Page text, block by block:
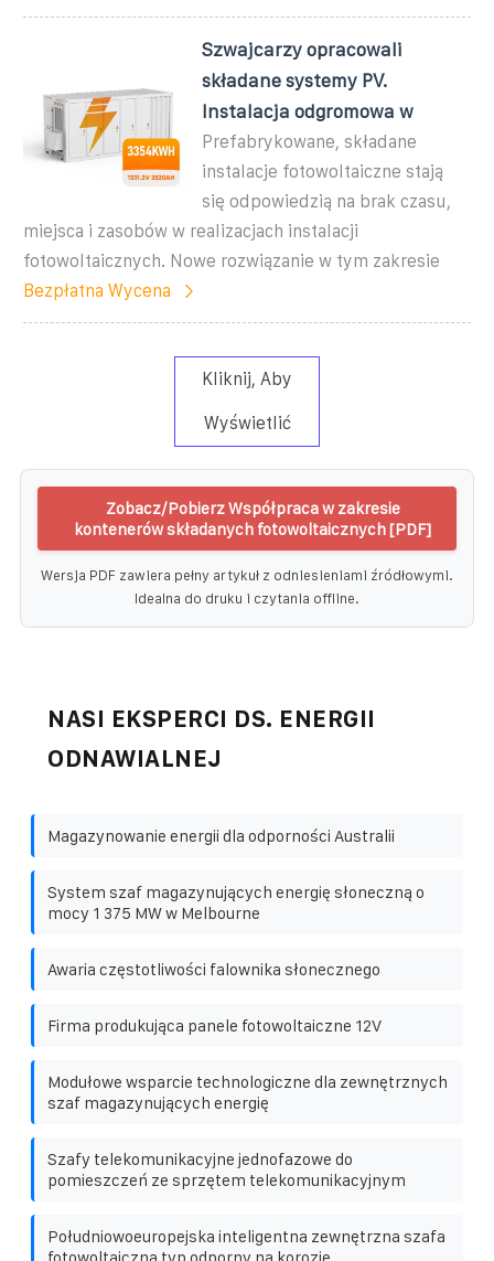
Szwajcarzy opracowali
składane systemy PV.
Instalacja odgromowa w
Prefabrykowane, składane
instalacje fotowoltaiczne stają
się odpowiedzią na brak czasu,
miejsca i zasobów w realizacjach instalacji
fotowoltaicznych. Nowe rozwiązanie w tym zakresie
Bezpłatna Wycena
Kliknij, Aby
Wyświetlić
Zobacz/Pobierz Współpraca w zakresie
kontenerów składanych fotowoltaicznych [PDF]
Wersja PDF zawiera pełny artykuł z odniesieniami źródłowymi.
Idealna do druku i czytania offline.
NASI EKSPERCI DS. ENERGII
ODNAWIALNEJ
Magazynowanie energii dla odporności Australii
System szaf magazynujących energię słoneczną o
mocy 1 375 MW w Melbourne
Awaria częstotliwości falownika słonecznego
Firma produkująca panele fotowoltaiczne 12V
Modułowe wsparcie technologiczne dla zewnętrznych
szaf magazynujących energię
Szafy telekomunikacyjne jednofazowe do
pomieszczeń ze sprzętem telekomunikacyjnym
Południowoeuropejska inteligentna zewnętrzna szafa
fotowoltaiczna typ odporny na korozję